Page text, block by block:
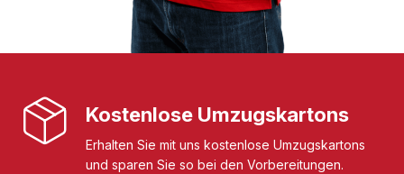
Kostenlose Umzugskartons
Erhalten Sie mit uns kostenlose Umzugskartons
und sparen Sie so bei den Vorbereitungen.